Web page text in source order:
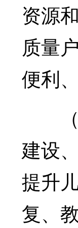
资源
质量
便利
（十
建设
提升
复、